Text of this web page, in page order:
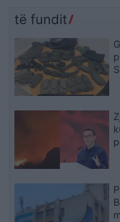
mbajtur vetë nën
zjarrfikësja fiku vetëm
vatrat e vogla (VIDEO)
të fundit